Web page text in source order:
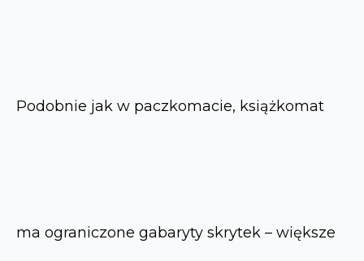
Podobnie jak w paczkomacie, książkomat
ma ograniczone gabaryty skrytek – większe